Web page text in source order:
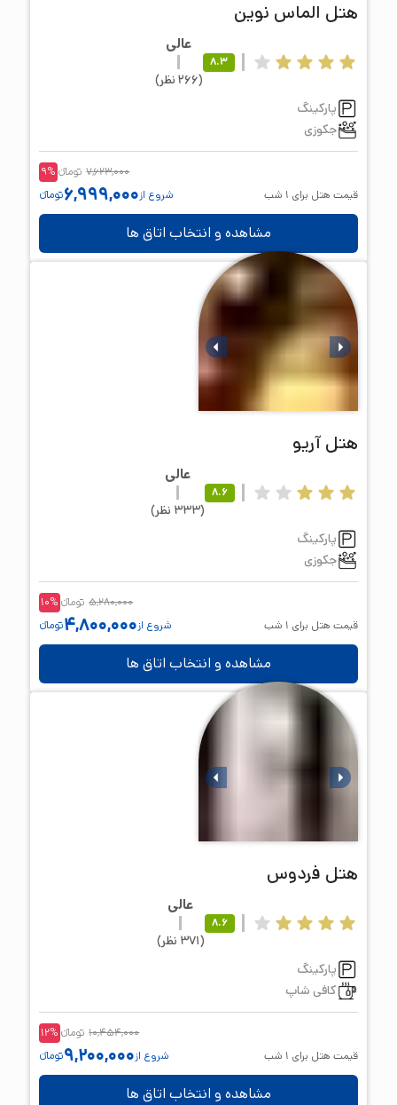
هتل الماس نوین
8.3
عالی
(
266 نظر)
پارکینگ
جکوزی
7,623,000 تومانء 9%
قیمت هتل برای 1 شب شروع از6,999,000تومانء
مشاهده و انتخاب اتاق ها
هتلآریو
8.6
عالی
(
333 نظر)
پارکینگ
جکوزی
5,280,000 تومانء 10%
قیمت هتل برای 1 شب شروع از4,800,000تومانء
مشاهده و انتخاب اتاق ها
هتل فردوس
8.6
عالی
(
371 نظر)
پارکینگ
کافی شاپ
10,454,000 تومانء 12%
قیمت هتل برای 1 شب شروع از9,200,000تومانء
مشاهده و انتخاب اتاق ها